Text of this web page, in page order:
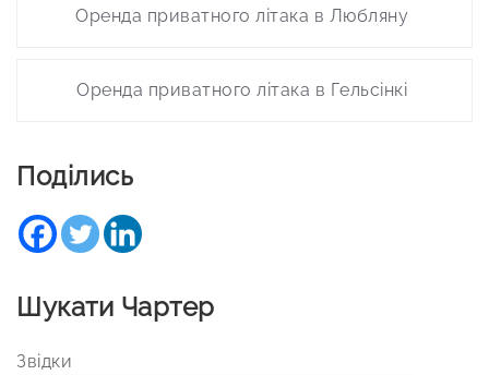
navigation
Оренда приватного літака в Любляну
Оренда приватного літака в Гельсінкі
Поділись
Шукати Чартер
Звідки